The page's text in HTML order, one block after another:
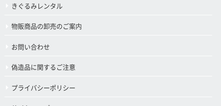
きぐるみレンタル
物販商品の卸売のご案内
お問い合わせ
偽造品に関するご注意
プライバシーポリシー